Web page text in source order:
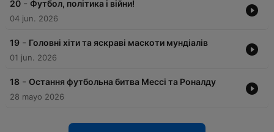
20 - Футбол, політика і війни!
04 jun. 2026
19 - Головні хіти та яскраві маскоти мундіалів
01 jun. 2026
18 - Остання футбольна битва Мессі та Роналду
28 mayo 2026